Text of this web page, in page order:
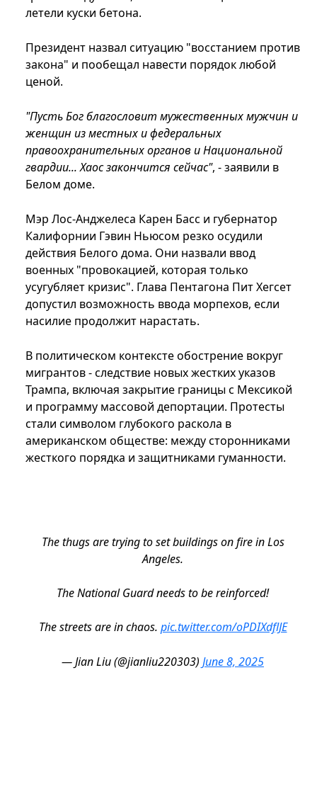
летели куски бетона.
Президент назвал ситуацию "восстанием против
закона" и пообещал навести порядок любой
ценой.
"Пусть Бог благословит мужественных мужчин и
женщин из местных и федеральных
правоохранительных органов и Национальной
гвардии... Хаос закончится сейчас", - заявили в
Белом доме.
Мэр Лос-Анджелеса Карен Басс и губернатор
Калифорнии Гэвин Ньюсом резко осудили
действия Белого дома. Они назвали ввод
военных "провокацией, которая только
усугубляет кризис". Глава Пентагона Пит Хегсет
допустил возможность ввода морпехов, если
насилие продолжит нарастать.
В политическом контексте обострение вокруг
мигрантов - следствие новых жестких указов
Трампа, включая закрытие границы с Мексикой
и программу массовой депортации. Протесты
стали символом глубокого раскола в
американском обществе: между сторонниками
жесткого порядка и защитниками гуманности.
The thugs are trying to set buildings on fire in Los
Angeles.
The National Guard needs to be reinforced!
The streets are in chaos. pic.twitter.com/oPDIXdflJE
— Jian Liu (@jianliu220303) June 8, 2025